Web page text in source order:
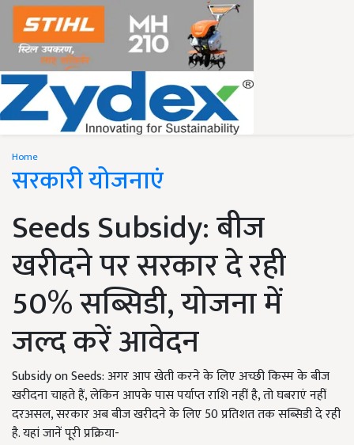
Home
सरकारी योजनाएं
Seeds Subsidy: बीज
खरीदने पर सरकार दे रही
50% सब्सिडी, योजना में
जल्द करें आवेदन
Subsidy on Seeds: अगर आप खेती करने के लिए अच्छी किस्म के बीज
खरीदना चाहते हैं, लेकिन आपके पास पर्याप्त राशि नहीं है, तो घबराएं नहीं
दरअसल, सरकार अब बीज खरीदने के लिए 50 प्रतिशत तक सब्सिडी दे रही
है. यहां जानें पूरी प्रक्रिया-